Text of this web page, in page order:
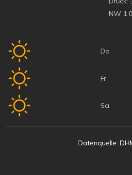
NW
Do
Fr
Sa
Datenquelle: